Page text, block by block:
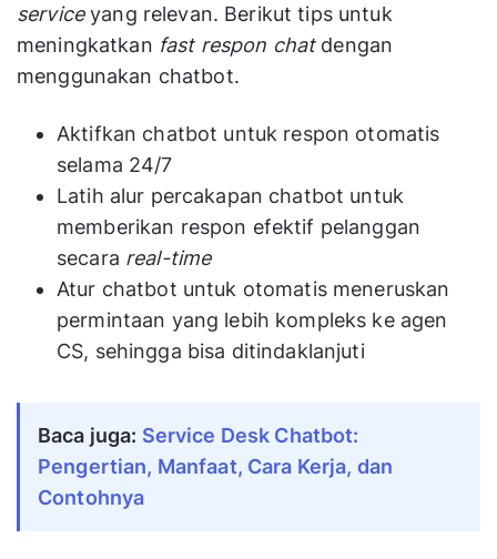
serviceyang relevan. Berikut tips untuk
meningkatkan fast respon chat dengan
menggunakan chatbot.
Aktifkan chatbot untuk respon otomatis
selama 24/7
Latih alur percakapan chatbot untuk
memberikan respon efektif pelanggan
secara real-time
Atur chatbot untuk otomatis meneruskan
permintaan yang lebih kompleks ke agen
CS, sehingga bisa ditindaklanjuti
Baca juga: Service Desk Chatbot:
Pengertian, Manfaat, Cara Kerja, dan
Contohnya